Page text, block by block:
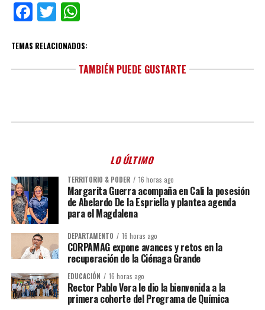
Facebook
TwitterWhatsApp
TEMAS RELACIONADOS:
TAMBIÉN PUEDE GUSTARTE
LO ÚLTIMO
TERRITORIO & PODER 16 horas ago
Margarita Guerra acompaña en Cali la posesión
de Abelardo De la Espriella y plantea agenda
para el Magdalena
DEPARTAMENTO 16 horas ago
CORPAMAG expone avances y retos en la
recuperación de la Ciénaga Grande
EDUCACIÓN 16 horas ago
Rector Pablo Vera le dio la bienvenida a la
primera cohorte del Programa de Química